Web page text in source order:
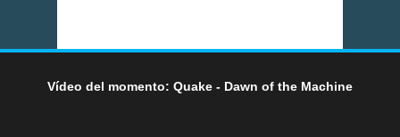
Vídeo del momento: Quake - Dawn of the Machine